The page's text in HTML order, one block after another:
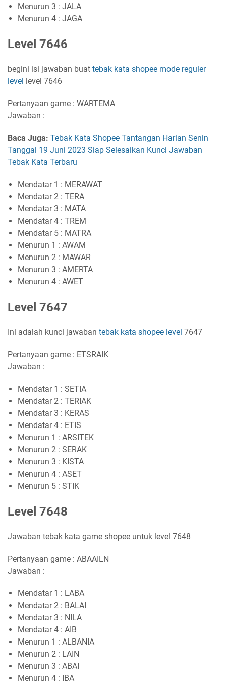
Menurun 3 : JALA
Menurun 4 : JAGA
Level 7646
begini isi jawaban buat tebak kata shopee mode reguler
level level 7646
Pertanyaan game : WARTEMA
Jawaban :
Baca Juga: Tebak Kata Shopee Tantangan Harian Senin
Tanggal 19 Juni 2023 Siap Selesaikan Kunci Jawaban
Tebak Kata Terbaru
Mendatar 1 : MERAWAT
Mendatar 2 : TERA
Mendatar 3 : MATA
Mendatar 4 : TREM
Mendatar 5 : MATRA
Menurun 1 : AWAM
Menurun 2 : MAWAR
Menurun 3 : AMERTA
Menurun 4 : AWET
Level 7647
Ini adalah kunci jawaban tebak kata shopee level 7647
Pertanyaan game : ETSRAIK
Jawaban :
Mendatar 1 : SETIA
Mendatar 2 : TERIAK
Mendatar 3 : KERAS
Mendatar 4 : ETIS
Menurun 1 : ARSITEK
Menurun 2 : SERAK
Menurun 3 : KISTA
Menurun 4 : ASET
Menurun 5 : STIK
Level 7648
Jawaban tebak kata game shopee untuk level 7648
Pertanyaan game : ABAAILN
Jawaban :
Mendatar 1 : LABA
Mendatar 2 : BALAI
Mendatar 3 : NILA
Mendatar 4 : AIB
Menurun 1 : ALBANIA
Menurun 2 : LAIN
Menurun 3 : ABAI
Menurun 4 : IBA